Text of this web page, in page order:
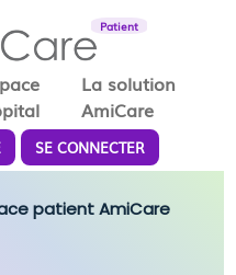
Patient
La solution
AmiCare
SE CONNECTER
patient AmiCare